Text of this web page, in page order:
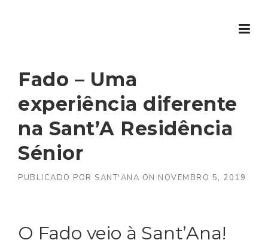
Fado – Uma
experiência diferente
na Sant’A Residência
Sénior
PUBLICADO POR SANT'ANA ON NOVEMBRO 5, 2019
O Fado veio à Sant’Ana!